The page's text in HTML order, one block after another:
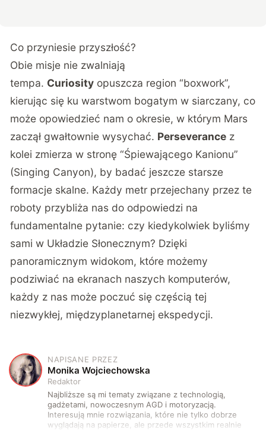
Co przyniesie przyszłość?
Obie misje nie zwalniają
tempa. Curiosity opuszcza region “boxwork”,
kierując się ku warstwom bogatym w siarczany, co
może opowiedzieć nam o okresie, w którym Mars
zaczął gwałtownie wysychać. Perseverance z
kolei zmierza w stronę “Śpiewającego Kanionu”
(Singing Canyon), by badać jeszcze starsze
formacje skalne. Każdy metr przejechany przez te
roboty przybliża nas do odpowiedzi na
fundamentalne pytanie: czy kiedykolwiek byliśmy
sami w Układzie Słonecznym? Dzięki
panoramicznym widokom, które możemy
podziwiać na ekranach naszych komputerów,
każdy z nas może poczuć się częścią tej
niezwykłej, międzyplanetarnej ekspedycji.
M
NAPISANE PRZEZ
Monika Wojciechowska
Redaktor
Najbliższe są mi tematy związane z technologią,
gadżetami, nowoczesnym AGD i motoryzacją.
Interesują mnie rozwiązania, które nie tylko dobrze
wyglądają na papierze, ale przede wszystkim realnie